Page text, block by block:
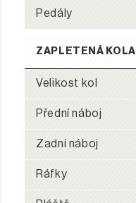
Pedály
ZAPLETENÁ KOLA
Velikost kol
Přední náboj
Zadní náboj
Ráfky